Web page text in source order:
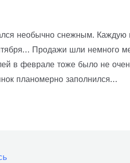
необычно снежным. Каждую
Продажи шли немного
в феврале тоже было не
планомерно заполнился…